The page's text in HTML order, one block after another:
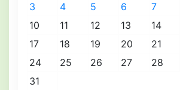
3
4 5 6 7
10
11 12 13 14
17
18 19 20 21
24
25 26 27 28
31